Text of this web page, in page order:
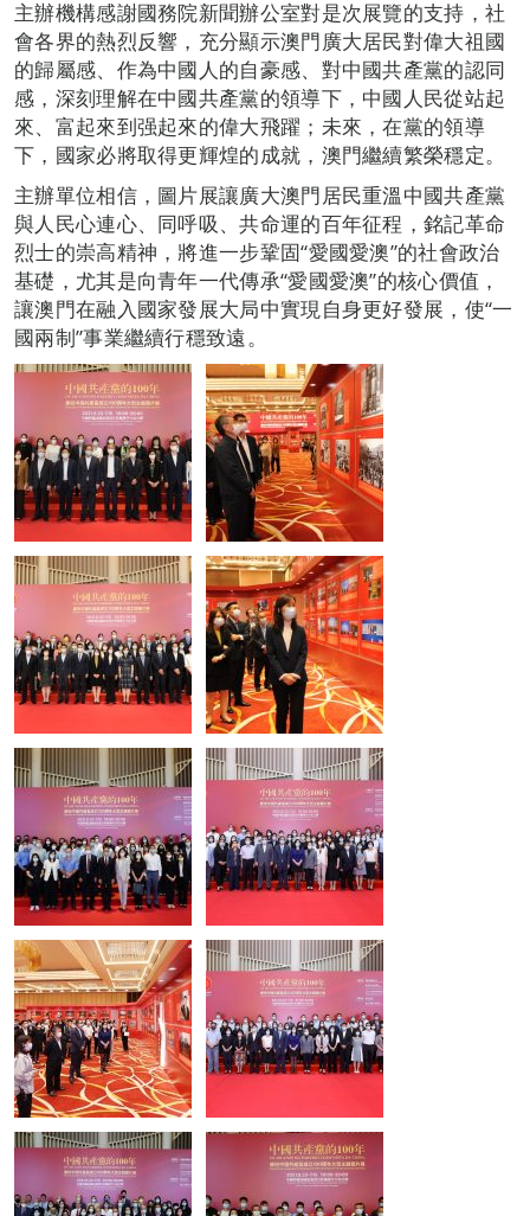
主辦機構感謝國務院新聞辦公室對是次展覽的支持，社
會各界的熱烈反響，充分顯示澳門廣大居民對偉大祖國
的歸屬感、作為中國人的自豪感、對中國共產黨的認同
感，深刻理解在中國共產黨的領導下，中國人民從站起
來、富起來到强起來的偉大飛躍；未來，在黨的領導
下，國家必將取得更輝煌的成就，澳門繼續繁榮穩定。
主辦單位相信，圖片展讓廣大澳門居民重溫中國共產黨
與人民心連心、同呼吸、共命運的百年征程，銘記革命
烈士的崇高精神，將進一步鞏固“愛國愛澳”的社會政治
基礎，尤其是向青年一代傳承“愛國愛澳”的核心價值，
讓澳門在融入國家發展大局中實現自身更好發展，使“一
國兩制”事業繼續行穩致遠。